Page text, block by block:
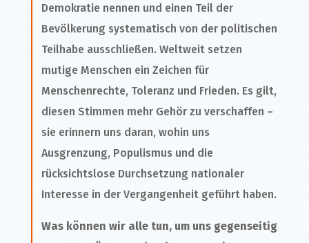
Demokratie nennen und einen Teil der
Bevölkerung systematisch von der politischen
Teilhabe ausschließen. Weltweit setzen
mutige Menschen ein Zeichen für
Menschenrechte, Toleranz und Frieden. Es gilt,
diesen Stimmen mehr Gehör zu verschaffen –
sie erinnern uns daran, wohin uns
Ausgrenzung, Populismus und die
rücksichtslose Durchsetzung nationaler
Interesse in der Vergangenheit geführt haben.
Was können wir alle tun, um uns gegenseitig